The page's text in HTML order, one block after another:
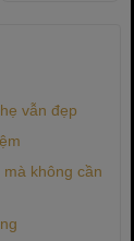
vẫn đẹp
không cần